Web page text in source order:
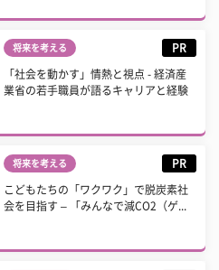
将来を考える PR
「社会を動かす」情熱と視点 - 経済産
業省の若手職員が語るキャリアと経験
将来を考える PR
こどもたちの「ワクワク」で脱炭素社
会を目指す – 「みんなで減CO2（ゲ...